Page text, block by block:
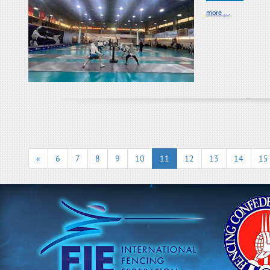
more ...
« 6 7 8 9 10 11 12 13 14 15